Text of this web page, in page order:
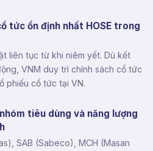
tức ổn định nhất HOSE trong
liên tục từ khi niêm yết. Dù kết
VNM duy trì chính sách cổ tức
phiếu cổ tức tại VN.
tiêu dùng và năng lượng
SAB (Sabeco), MCH (Masan